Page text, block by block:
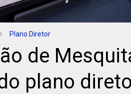
Plano Diretor
de
plano